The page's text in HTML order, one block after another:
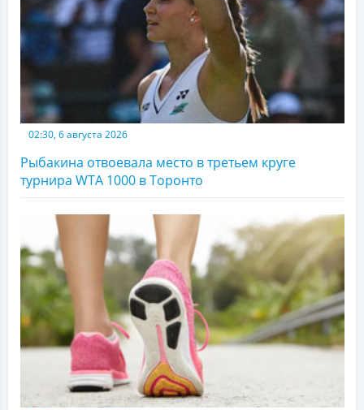
02:30, 6 августа 2026
Рыбакина отвоевала место в третьем круге
турнира WTA 1000 в Торонто